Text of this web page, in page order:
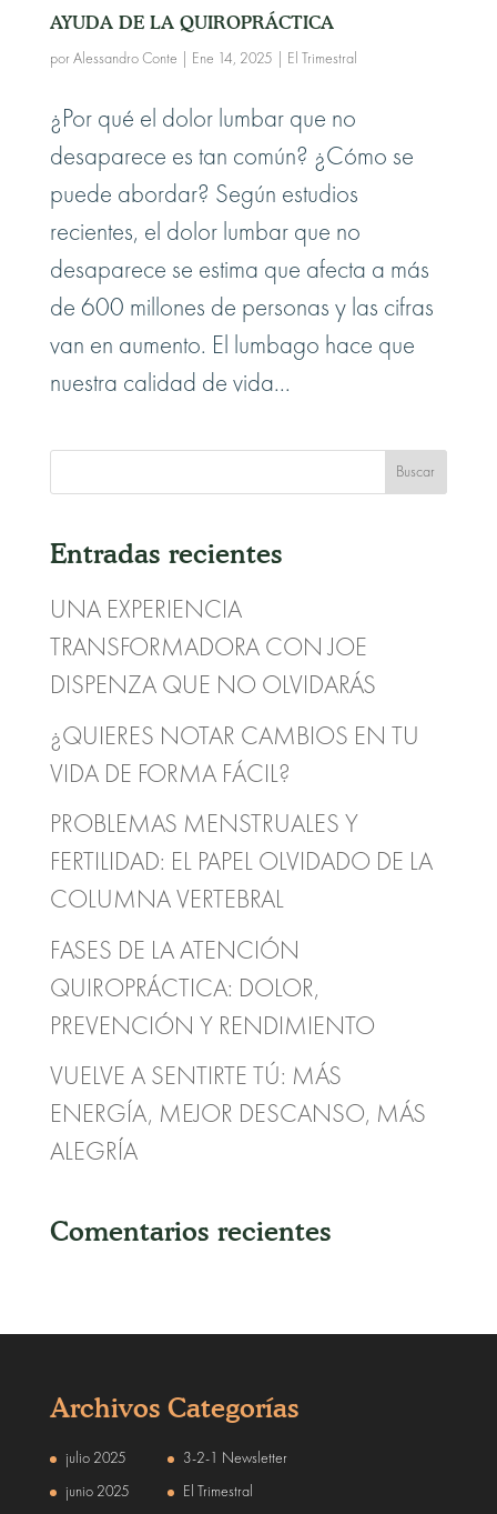
AYUDA DE LA QUIROPRÁCTICA
por Alessandro Conte Ene 14, 2025 El Trimestral
¿Por qué el dolor lumbar que no
desaparece es tan común? ¿Cómo se
puede abordar? Según estudios
recientes, el dolor lumbar que no
desaparece se estima que afecta a más
de 600 millones de personas y las cifras
van en aumento. El lumbago hace que
nuestra calidad de vida...
Entradas recientes
UNA EXPERIENCIA
TRANSFORMADORA CON JOE
DISPENZA QUE NO OLVIDARÁS
¿QUIERES NOTAR CAMBIOS EN TU
VIDA DE FORMA FÁCIL?
PROBLEMAS MENSTRUALES Y
FERTILIDAD: EL PAPEL OLVIDADO DE LA
COLUMNA VERTEBRAL
FASES DE LA ATENCIÓN
QUIROPRÁCTICA: DOLOR,
PREVENCIÓN Y RENDIMIENTO
VUELVE A SENTIRTE TÚ: MÁS
ENERGÍA, MEJOR DESCANSO, MÁS
ALEGRÍA
Comentarios recientes
Archivos
julio 2025
junio 2025
Categorías
3-2-1 Newsletter
El Trimestral